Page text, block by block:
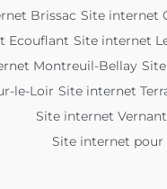
Brissac Site internet
Ecouflant Site internet
Montreuil-Bellay
le-Loir Site internet
Site internet
Site internet pour